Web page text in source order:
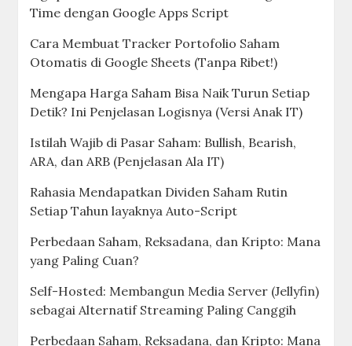
Time dengan Google Apps Script
Cara Membuat Tracker Portofolio Saham
Otomatis di Google Sheets (Tanpa Ribet!)
Mengapa Harga Saham Bisa Naik Turun Setiap
Detik? Ini Penjelasan Logisnya (Versi Anak IT)
Istilah Wajib di Pasar Saham: Bullish, Bearish,
ARA, dan ARB (Penjelasan Ala IT)
Rahasia Mendapatkan Dividen Saham Rutin
Setiap Tahun layaknya Auto-Script
Perbedaan Saham, Reksadana, dan Kripto: Mana
yang Paling Cuan?
Self-Hosted: Membangun Media Server (Jellyfin)
sebagai Alternatif Streaming Paling Canggih
Perbedaan Saham, Reksadana, dan Kripto: Mana